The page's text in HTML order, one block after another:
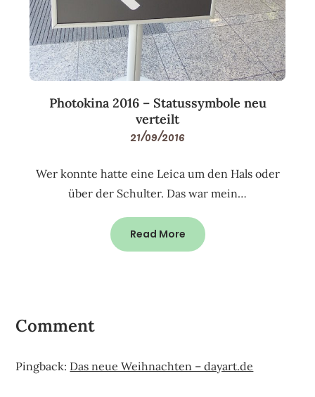
Photokina 2016 – Statussymbole neu
verteilt
21/09/2016
Wer konnte hatte eine Leica um den Hals oder
über der Schulter. Das war mein…
Read More
Comment
Pingback: Das neue Weihnachten – dayart.de